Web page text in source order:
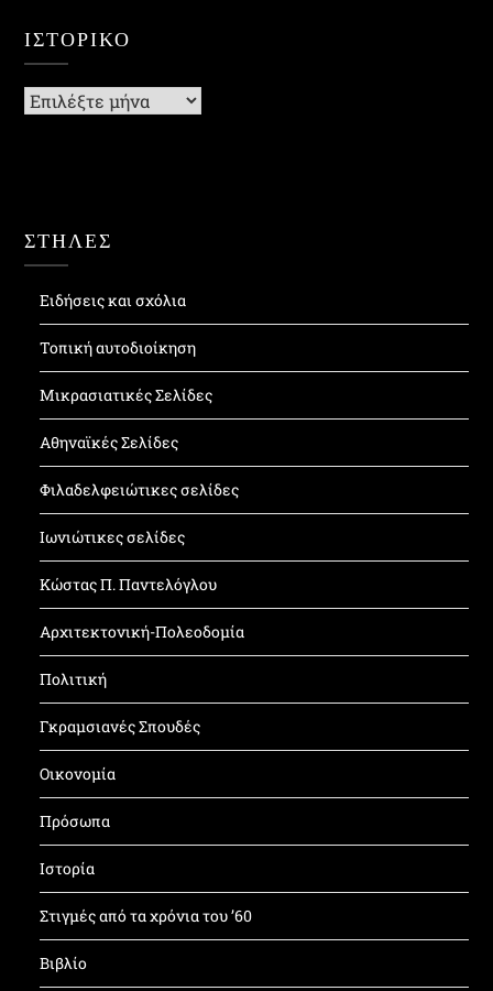
ΙΣΤΟΡΙΚΌ
Ιστορικό
ΣΤΗΛΕΣ
Ειδήσεις και σχόλια
Τοπική αυτοδιοίκηση
Μικρασιατικές Σελίδες
Αθηναϊκές Σελίδες
Φιλαδελφειώτικες σελίδες
Ιωνιώτικες σελίδες
Κώστας Π. Παντελόγλου
Αρχιτεκτονική-Πολεοδομία
Πολιτική
Γκραμσιανές Σπουδές
Οικονομία
Πρόσωπα
Ιστορία
Στιγμές από τα χρόνια του ’60
Βιβλίο